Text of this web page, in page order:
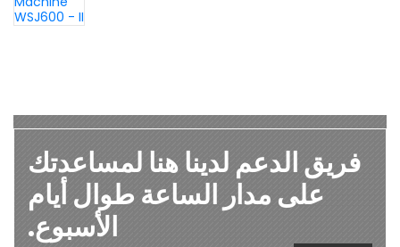
فريق الدعم لدينا هنا لمساعدتك
على مدار الساعة طوال أيام
الأسبوع.